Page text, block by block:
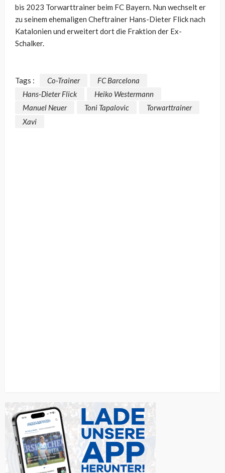
bis 2023 Torwarttrainer beim FC Bayern. Nun wechselt er
zu seinem ehemaligen Cheftrainer Hans-Dieter Flick nach
Katalonien und erweitert dort die Fraktion der Ex-
Schalker.
Tags : Co-Trainer
FC Barcelona
Hans-Dieter Flick
Heiko Westermann
Manuel Neuer
Toni Tapalovic
Torwarttrainer
Xavi